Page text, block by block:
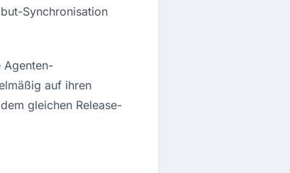
Synchronisation
Agenten-
auf ihren
gleichen Release-